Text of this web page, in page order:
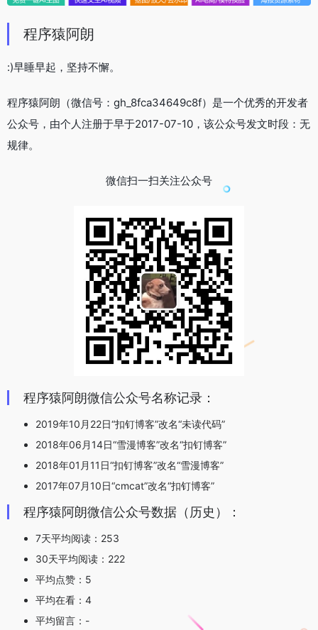
程序猿阿朗
:)早睡早起，坚持不懈。
程序猿阿朗（微信号：gh_8fca34649c8f）是一个优秀的开发者
公众号，由个人注册于早于2017-07-10，该公众号发文时段：无
规律。
微信扫一扫关注公众号
程序猿阿朗微信公众号名称记录：
2019年10月22日“扣钉博客”改名“未读代码”
2018年06月14日“雪漫博客”改名“扣钉博客”
2018年01月11日“扣钉博客”改名“雪漫博客”
2017年07月10日“cmcat”改名“扣钉博客”
程序猿阿朗微信公众号数据（历史）：
7天平均阅读：253
30天平均阅读：222
平均点赞：5
平均在看：4
平均留言：-